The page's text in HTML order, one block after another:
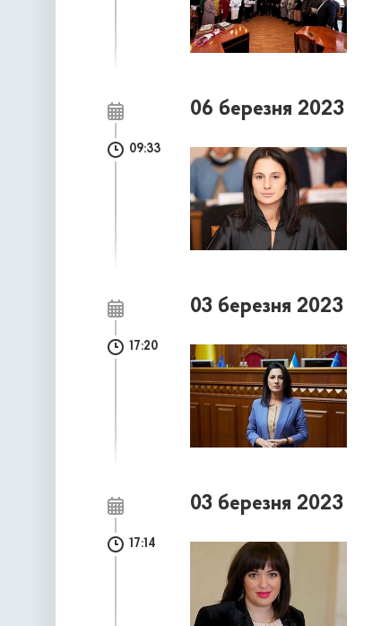
06 березня 2023
09:33
03 березня 2023
17:20
03 березня 2023
17:14